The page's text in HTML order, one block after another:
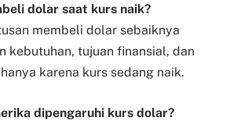
dolar saat kurs naik?
membeli dolar sebaiknya
kebutuhan, tujuan finansial, dan
karena kurs sedang naik.
dipengaruhi kurs dolar?